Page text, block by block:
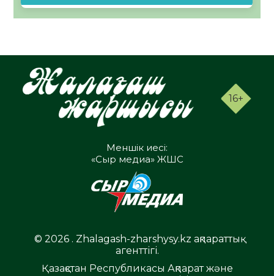
16+
Меншік иесі:
«Сыр медиа» ЖШС
© 2026 . Zhalagash-zharshysy.kz ақпараттық
агенттігі.
Қазақстан Республикасы Ақпарат және